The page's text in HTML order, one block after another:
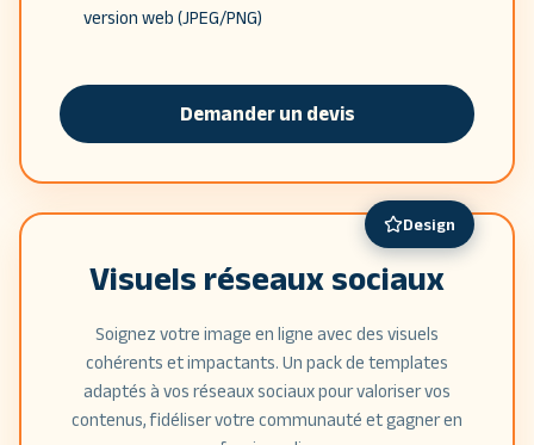
version web (JPEG/PNG)
Demander un devis
Design
Visuels réseaux sociaux
Soignez votre image en ligne avec des visuels
cohérents et impactants. Un pack de templates
adaptés à vos réseaux sociaux pour valoriser vos
contenus, fidéliser votre communauté et gagner en